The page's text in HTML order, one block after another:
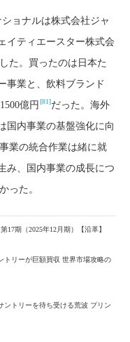
ョナルは株式会社ジャ
イティエースター株式会
した。買ったのは日本た
事業と、飲料ブランド
億円 [81]だった。海外
国内事業の基盤強化に向
業の統合作業は緒に就
み、国内事業の成長につ
った。
期（2025年12月期）【沿革】
トリーが巨額買収 世界市場攻略の
ントリーを待ち受ける荒波 プリン